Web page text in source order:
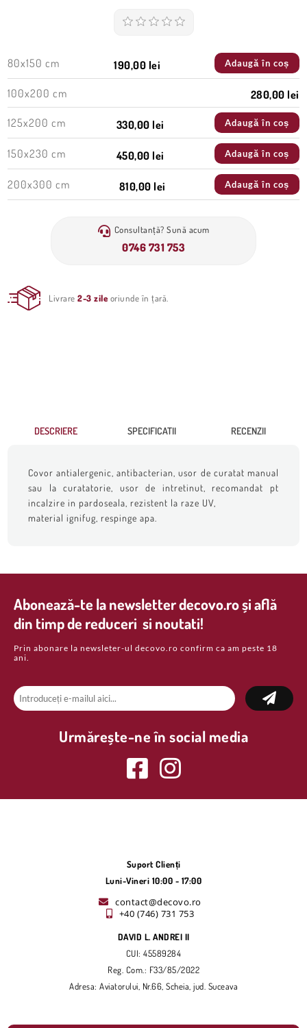
80x150 cm 190,00 lei Adaugă în coș
100x200 cm
280,00 lei
125x200 cm
330,00 lei Adaugă în coș
150x230 cm 450,00 lei Adaugă în coș
200x300 cm 810,00 lei Adaugă în coș
Consultanță? Sună acum
0746 731 753
Livrare2-3 zile oriunde în țară.
DESCRIERE SPECIFICATII RECENZII
Covor antialergenic, antibacterian, usor de curatat manual
sau la curatatorie, usor de intretinut, recomandat pt
incalzire in pardoseala, rezistent la raze UV,
material ignifug, respinge apa.
Abonează-te la newsletter decovo.ro și află
din timp de reduceri si noutati!
Prin abonare la newsleter-ul decovo.ro confirm ca am peste 18
ani.
Urmărește-ne în social media
Suport Clienți
Luni-Vineri 10:00 - 17:00
contact@decovo.ro
+40 (746) 731 753
DAVID L. ANDREI II
CUI: 45589284
Reg. Com.: F33/85/2022
Adresa: Aviatorului, Nr.66, Scheia, jud. Suceava